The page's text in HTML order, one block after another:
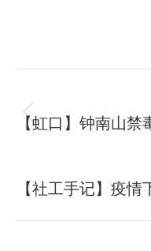
章
航
【虹口】钟南山
【社工手记】疫情